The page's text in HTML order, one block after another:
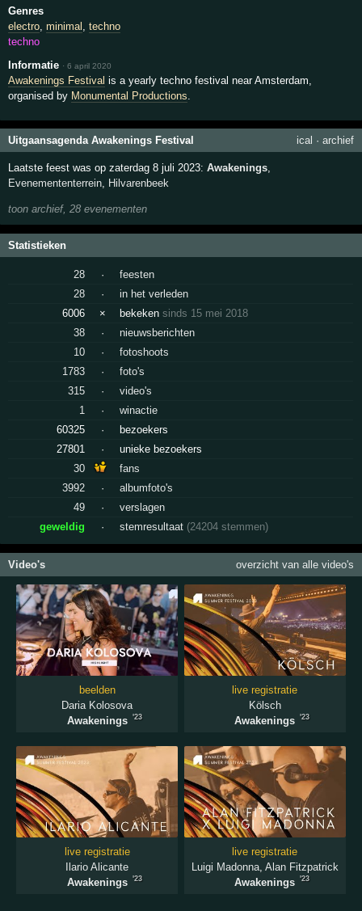
Genres
electro,minimal ,techno
techno
Informatie ·6 april 2020
Awakenings Festival is a yearly techno festival near Amsterdam,
organised by Monumental Productions.
Uitgaansagenda Awakenings Festival ical · archief
Laatste feest was op zaterdag 8 juli 2023:Awakenings,
Evenemententerrein, Hilvarenbeek
toon archief, 28 evenementen
Statistieken
28 ·
feesten
28
·
in het verleden
6006
× bekekensinds 15 mei 2018
38
·
nieuwsberichten
10
·
fotoshoots
1783
·
foto's
315
·
video's
1
·
winactie
60325
·
bezoekers
27801
·
unieke bezoekers
30
fans
3992
·
albumfoto's
49
·
verslagen
geweldig
· stemresultaat (24204 stemmen)
Video's overzicht van alle video's
beelden
Daria Kolosova
Awakenings
'23
live registratie
Kölsch
Awakenings
'23
live registratie
Ilario Alicante
Awakenings
'23
live registratie
Luigi Madonna, Alan Fitzpatrick
Awakenings
'23